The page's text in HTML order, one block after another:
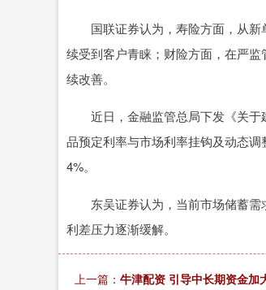
国联证券认为，寿险方面，从新
续受到客户青睐；财险方面，在严
续改善。
近日，金融监管总局下发《关于
品预定利率与市场利率挂钩及动态
4%。
东吴证券认为，当前市场储蓄需
利差压力逐渐缓解。
上一篇： 牛津配资 引导中长期资金加